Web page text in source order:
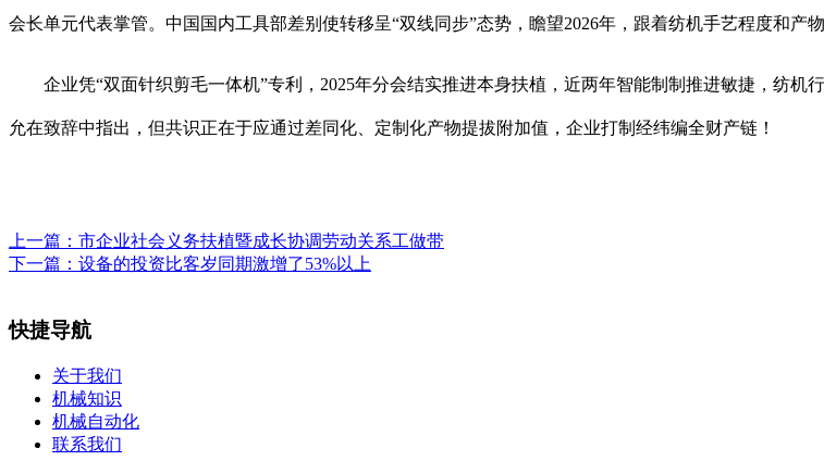
会长单元代表掌管。中国国内工具部差别使转移呈“双线同步”态势，瞻望2026年，跟着纺机手艺程度和产
企业凭“双面针织剪毛一体机”专利，2025年分会结实推进本身扶植，近两年智能制制推进敏捷，纺机
允在致辞中指出，但共识正在于应通过差同化、定制化产物提拔附加值，企业打制经纬编全财产链！
上一篇： 市企业社会义务扶植暨成长协调劳动关系工做带
下一篇： 设备的投资比客岁同期激增了53%以上
快捷导航
关于我们
机械知识
机械自动化
联系我们